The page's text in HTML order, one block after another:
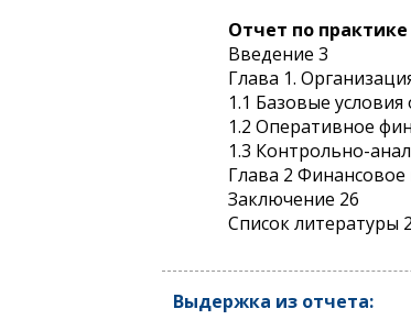
Отчет по
Введение 3
Глава 1.
1.1 Базовые
1.2 Оперативное
1.3 Контрольно-
Глава 2
Заключение 26
Список литературы
Выдержка из отчета: